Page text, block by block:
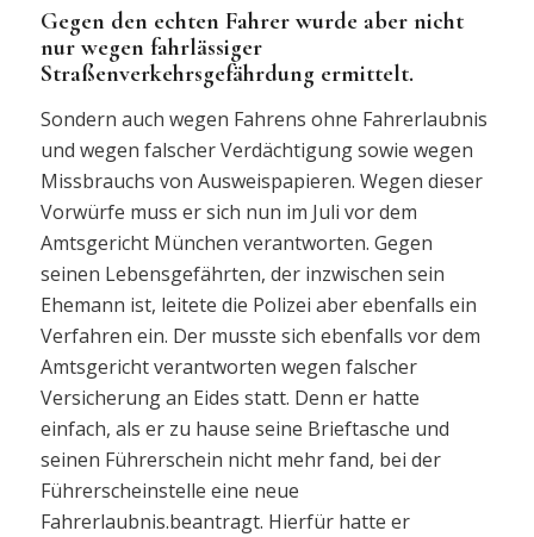
Gegen den echten Fahrer wurde aber nicht
nur wegen fahrlässiger
Straßenverkehrsgefährdung ermittelt.
Sondern auch wegen Fahrens ohne Fahrerlaubnis
und wegen falscher Verdächtigung sowie wegen
Missbrauchs von Ausweispapieren. Wegen dieser
Vorwürfe muss er sich nun im Juli vor dem
Amtsgericht München verantworten. Gegen
seinen Lebensgefährten, der inzwischen sein
Ehemann ist, leitete die Polizei aber ebenfalls ein
Verfahren ein. Der musste sich ebenfalls vor dem
Amtsgericht verantworten wegen falscher
Versicherung an Eides statt. Denn er hatte
einfach, als er zu hause seine Brieftasche und
seinen Führerschein nicht mehr fand, bei der
Führerscheinstelle eine neue
Fahrerlaubnis.beantragt. Hierfür hatte er